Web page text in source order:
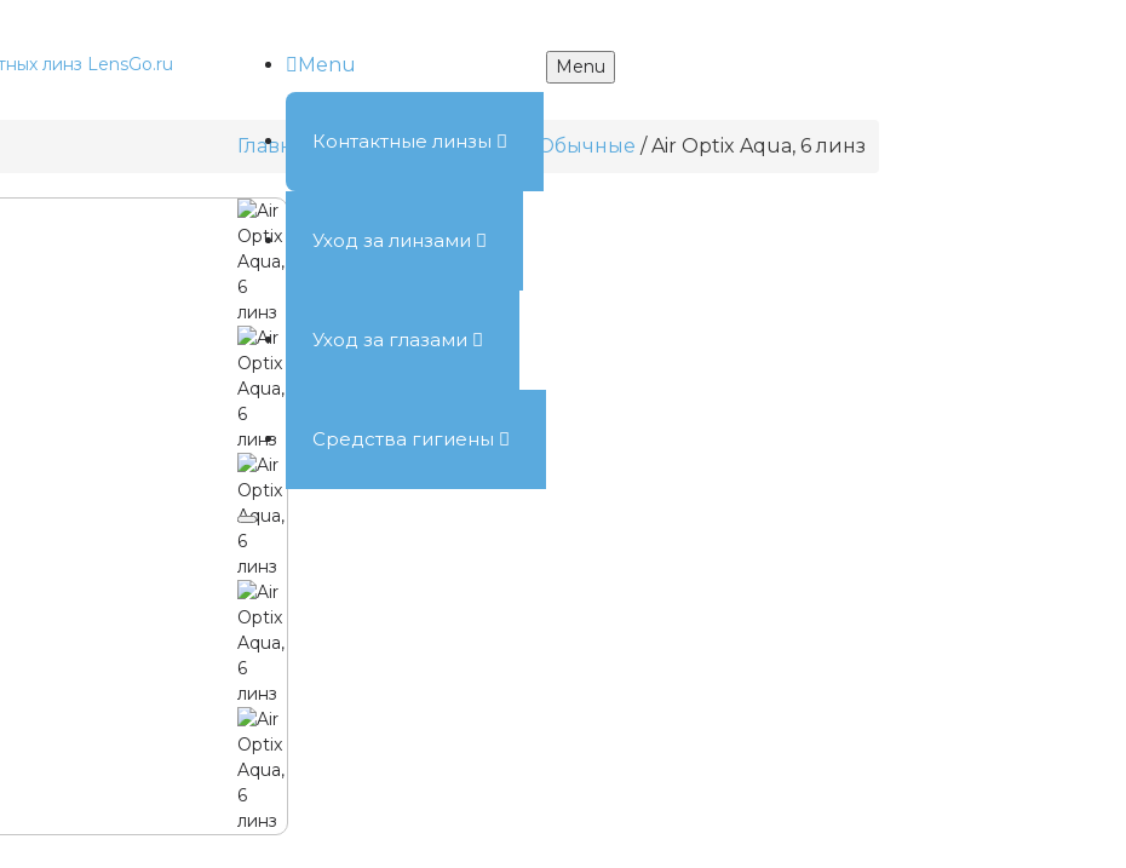
Menu
Контактные линзы
Уход за линзами
Уход за глазами
Средства гигиены
Menu
Главная Контактные линзы Обычные Air Optix Aqua, 6 линз